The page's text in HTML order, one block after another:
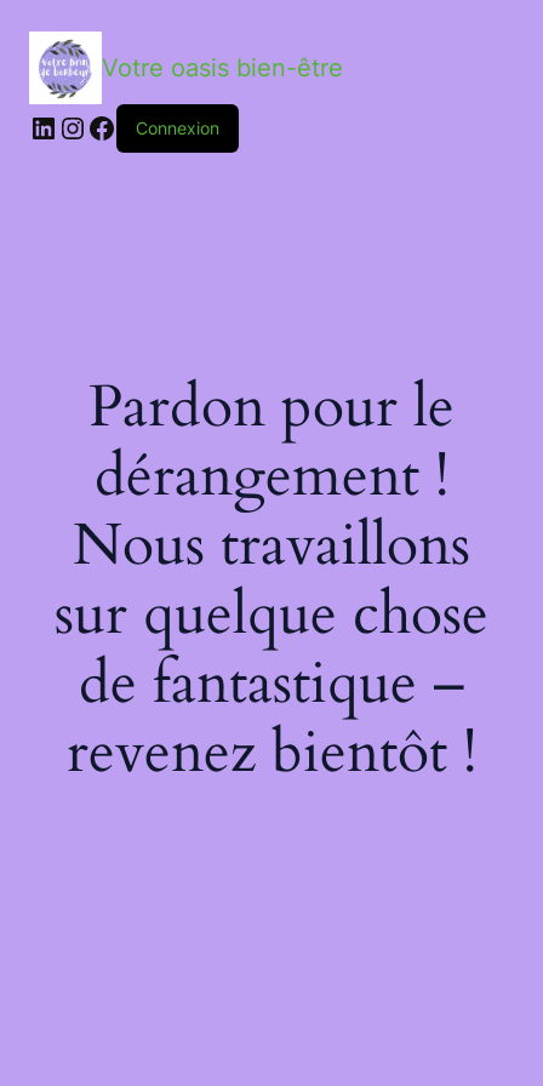
Votre oasis bien-être
LinkedIn
Instagram
Facebook
Connexion
Pardon pour le
dérangement !
Nous travaillons
sur quelque chose
de fantastique –
revenez bientôt !